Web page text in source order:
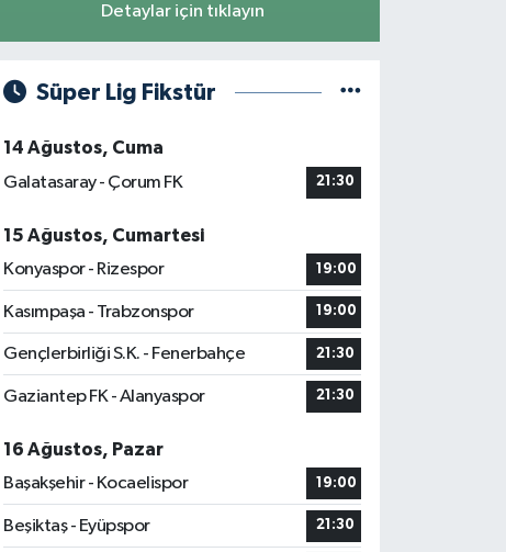
Detaylar için tıklayın
Süper Lig Fikstür
14 Ağustos, Cuma
Galatasaray - Çorum FK
21:30
15 Ağustos, Cumartesi
Konyaspor - Rizespor
19:00
Kasımpaşa - Trabzonspor 19:00
Gençlerbirliği S.K. - Fenerbahçe 21:30
Gaziantep FK - Alanyaspor 21:30
16 Ağustos, Pazar
Başakşehir - Kocaelispor
19:00
Beşiktaş - Eyüpspor 21:30